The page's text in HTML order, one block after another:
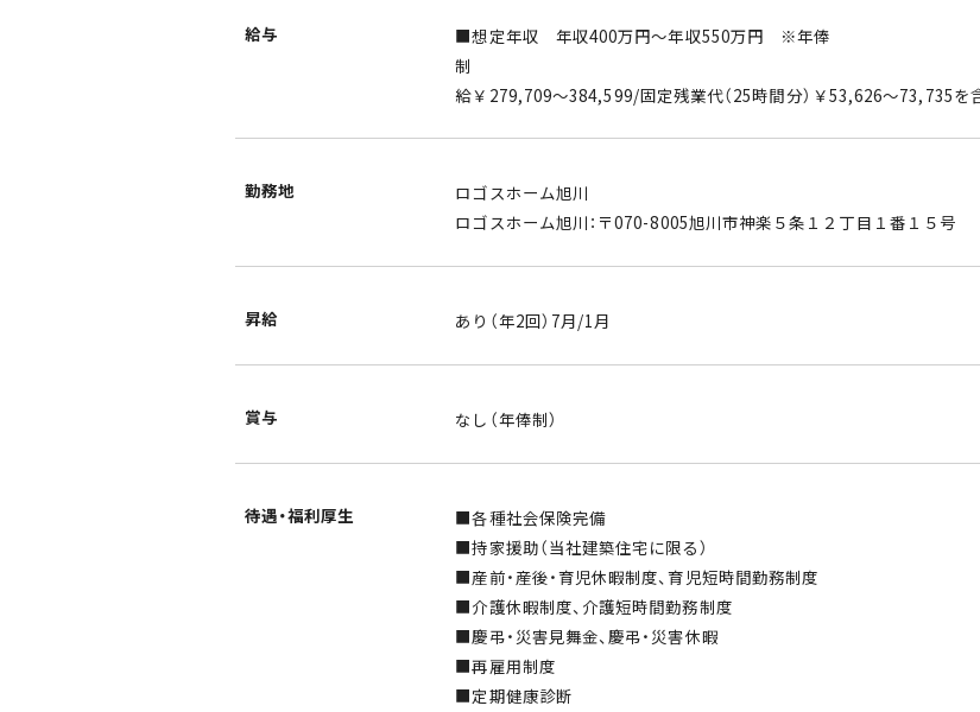
給与
■想定年収 年収400万円～年収550万円 ※年俸
制 月給￥333,335～
給￥279,709～384,599/固定残業代（25時間分）￥53,626～73,735を
勤務地
ロゴスホーム旭川
ロゴスホーム旭川：〒070-8005旭川市神楽５条１２丁目１番１５号
昇給 あり（年2回）7月/1月
賞与 なし（年俸制）
待遇・福利厚生
■各種社会保険完備
■持家援助（当社建築住宅に限る）
■産前・産後・育児休暇制度、育児短時間勤務制度
■介護休暇制度、介護短時間勤務制度
■慶弔・災害見舞金、慶弔・災害休暇
■再雇用制度
■定期健康診断